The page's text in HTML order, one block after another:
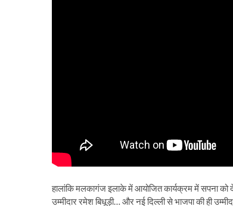
हालांकि मलकागंज इलाके में आयोजित कार्यक्रम में सपना
उम्मीदार रमेश बिधूड़ी… और नई दिल्ली से भाजपा की ही